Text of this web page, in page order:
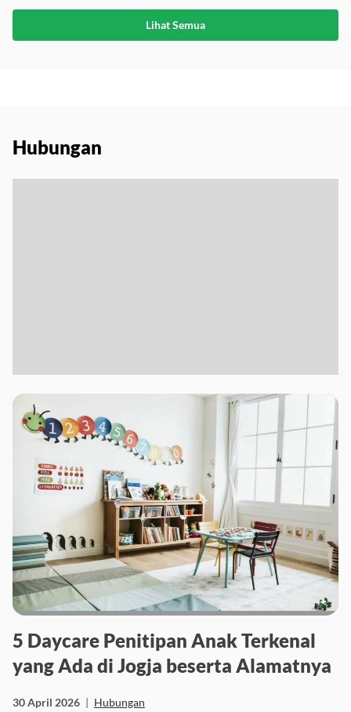
Lihat Semua
Hubungan
5 Daycare Penitipan Anak Terkenal
yang Ada di Jogja beserta Alamatnya
30 April 2026 | Hubungan